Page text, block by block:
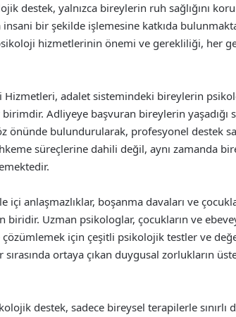
destek, yalnızca bireylerin ruh sağlığını
bir şekilde işlemesine katkıda
hizmetlerinin önemi ve gerekliliği, her
adalet sistemindeki bireylerin
Adliyeye başvuran bireylerin yaşadığı
önünde bulundurularak, profesyonel destek
süreçlerine dahili değil, aynı zamanda
içi anlaşmazlıklar, boşanma davaları ve
Uzman psikologlar, çocukların ve
için çeşitli psikolojik testler ve
ortaya çıkan duygusal zorlukların
destek, sadece bireysel terapilerle sınırlı